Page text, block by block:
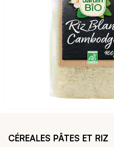
début
CÉREALES PÂTES ET RIZ